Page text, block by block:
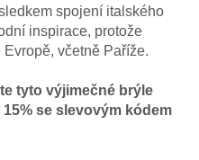
spojení italského
inspirace, protože
včetně Paříže.
tyto výjimečné brýle
se slevovým kódem